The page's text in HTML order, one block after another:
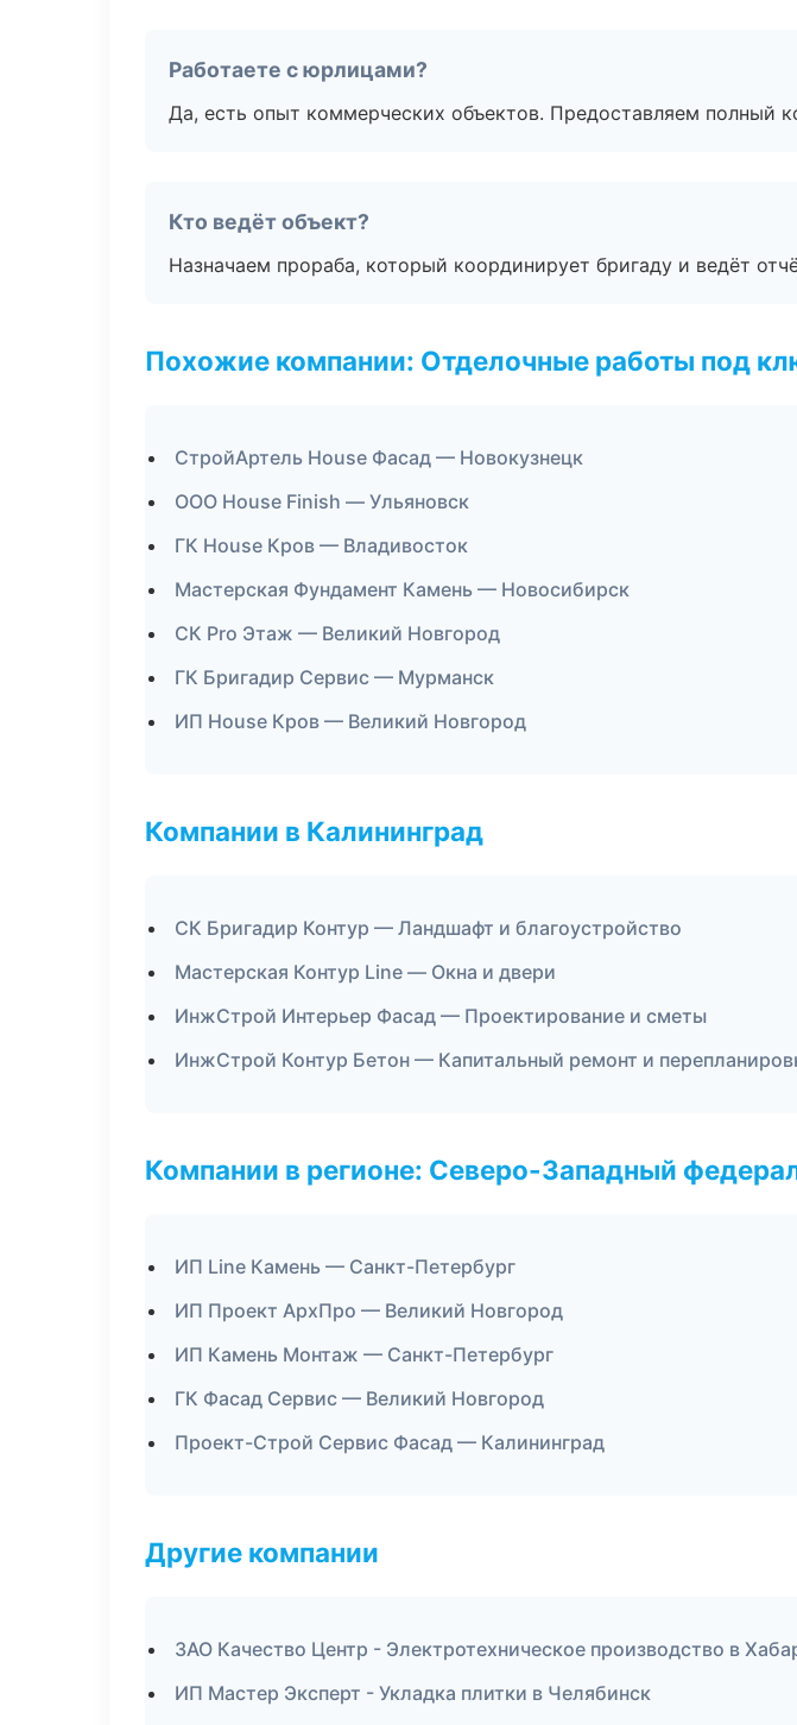
Работаете с юрлицами?
Да, есть опыт коммерческих объектов. Предоставляем полный
Кто ведёт объект?
Назначаем прораба, который координирует бригаду и ведёт
Похожие компании: Отделочные работы под
СтройАртель House Фасад — Новокузнецк
ООО House Finish — Ульяновск
ГК House Кров — Владивосток
Мастерская Фундамент Камень — Новосибирск
СК Pro Этаж — Великий Новгород
ГК Бригадир Сервис — Мурманск
ИП House Кров — Великий Новгород
Компании в Калининград
СК Бригадир Контур — Ландшафт и благоустройство
Мастерская Контур Line — Окна и двери
ИнжСтрой Интерьер Фасад — Проектирование и сметы
ИнжСтрой Контур Бетон — Капитальный ремонт и
Компании в регионе: Северо-Западный
ИП Line Камень — Санкт-Петербург
ИП Проект АрхПро — Великий Новгород
ИП Камень Монтаж — Санкт-Петербург
ГК Фасад Сервис — Великий Новгород
Проект-Строй Сервис Фасад — Калининград
Другие компании
ЗАО Качество Центр - Электротехническое производство в
ИП Мастер Эксперт - Укладка плитки в Челябинск